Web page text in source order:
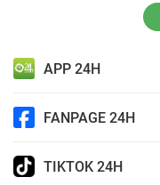
APP 24H
FANPAGE 24H
TIKTOK 24H